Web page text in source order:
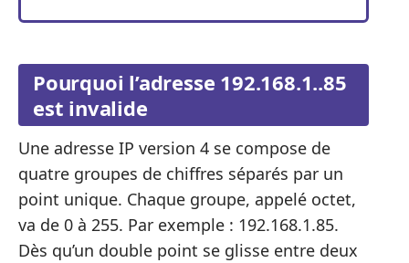
Pourquoi l’adresse 192.168.1..85
est invalide
Une adresse IP version 4 se compose de
quatre groupes de chiffres séparés par un
point unique. Chaque groupe, appelé octet,
va de 0 à 255. Par exemple : 192.168.1.85.
Dès qu’un double point se glisse entre deux